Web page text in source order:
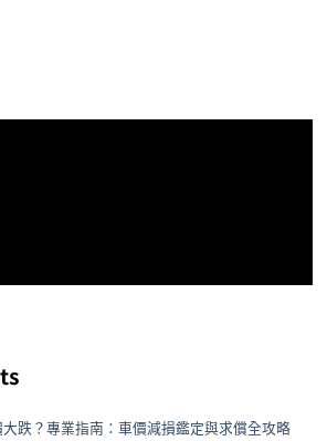
跌？專業指南：車價減損鑑定與求償全攻略